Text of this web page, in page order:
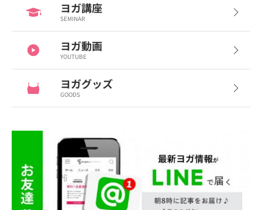
ヨガ講座
SEMINAR
ヨガ動画
YOUTUBE
ヨガグッズ
GOODS